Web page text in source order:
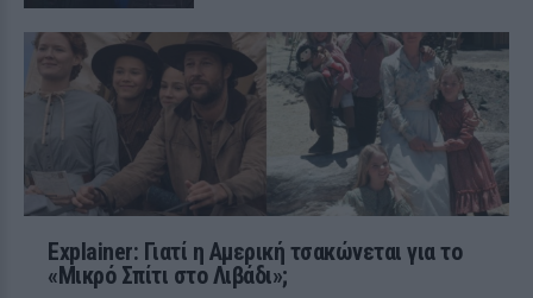
Explainer: Γιατί η Αμερική τσακώνεται για το
«Μικρό Σπίτι στο Λιβάδι»;